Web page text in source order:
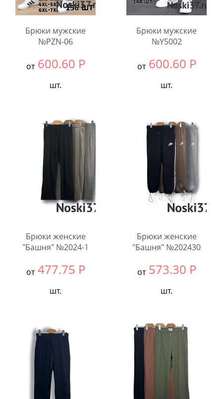
Брюки мужские
№PZN-06
от 600.60 Р
шт.
В упаковке:
5
шт.
Количество:
Брюки мужские
№Y5002
от 600.60 Р
шт.
В упаковке:
шт.
Количество:
Брюки женские
"Башня" №2024-1
от 477.75 Р
шт.
В упаковке:
Количество:
Брюки женские
"Башня" №202430
от 573.30 Р
шт.
В упаковке:
Количество: